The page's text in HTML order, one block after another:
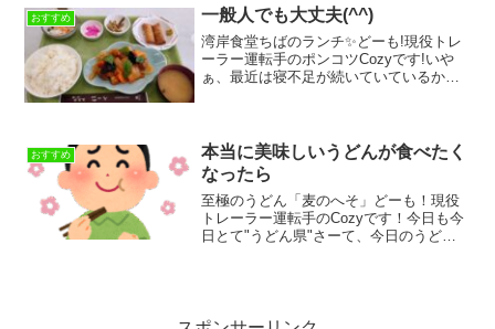
て書いていこうと思います。先日、酒田
市へ荷物...
おすすめ 一般人でも大丈夫(^^)
湾岸食堂ちばのランチ✨どーも!現役トレ
ーラー運転手のポンコツCozyです!いや
ぁ、最近は寝不足が続いていているから
とやりづらいこと(...
おすすめ
本当に美味しいうどんが食べたく
なったら
至極のうどん「麦のへそ」どーも！現役
トレーラー運転手のCozyです！今日も今
日とて"うどん県"さーて、今日のうどん